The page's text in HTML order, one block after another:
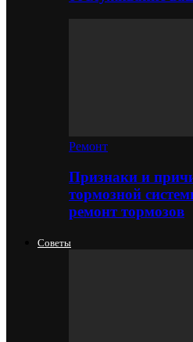
Ремонт
Признаки и
тормозной
ремонт тормозов
Советы